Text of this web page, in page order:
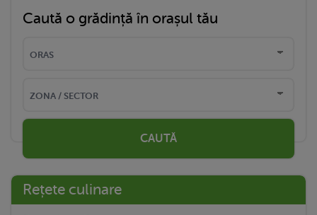
Caută o grădință în orașul tău
CAUTĂ
Rețete culinare